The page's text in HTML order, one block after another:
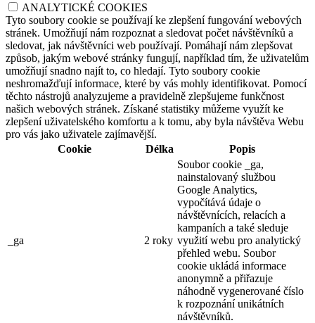
ANALYTICKÉ COOKIES
Tyto soubory cookie se používají ke zlepšení fungování webových
stránek. Umožňují nám rozpoznat a sledovat počet návštěvníků a
sledovat, jak návštěvníci web používají. Pomáhají nám zlepšovat
způsob, jakým webové stránky fungují, například tím, že uživatelům
umožňují snadno najít to, co hledají. Tyto soubory cookie
neshromažďují informace, které by vás mohly identifikovat. Pomocí
těchto nástrojů analyzujeme a pravidelně zlepšujeme funkčnost
našich webových stránek. Získané statistiky můžeme využít ke
zlepšení uživatelského komfortu a k tomu, aby byla návštěva Webu
pro vás jako uživatele zajímavější.
Cookie
Délka Popis
_ga 2 roky
Soubor cookie _ga,
nainstalovaný službou
Google Analytics,
vypočítává údaje o
návštěvnících, relacích a
kampaních a také sleduje
využití webu pro analytický
přehled webu. Soubor
cookie ukládá informace
anonymně a přiřazuje
náhodně vygenerované číslo
k rozpoznání unikátních
návštěvníků.